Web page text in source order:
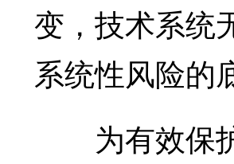
变，技术系统
系统性风险的
为有效保护